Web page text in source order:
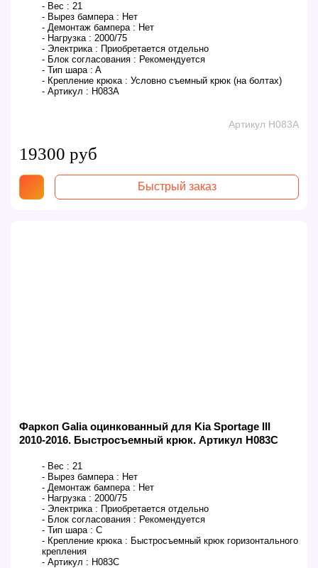
- Вес : 21
- Вырез бампера : Нет
- Демонтаж бампера : Нет
- Нагрузка : 2000/75
- Электрика : Приобретается отдельно
- Блок согласования : Рекомендуется
- Тип шара : A
- Крепление крюка : Условно съемный крюк (на болтах)
- Артикул : H083A
Артикул H083A
19300 руб
Быстрый заказ
Фаркоп Galia оцинкованный для Kia Sportage III
2010-2016. Быстросъемный крюк. Артикул H083C
- Вес : 21
- Вырез бампера : Нет
- Демонтаж бампера : Нет
- Нагрузка : 2000/75
- Электрика : Приобретается отдельно
- Блок согласования : Рекомендуется
- Тип шара : C
- Крепление крюка : Быстросъемный крюк горизонтального
крепления
- Артикул : H083C